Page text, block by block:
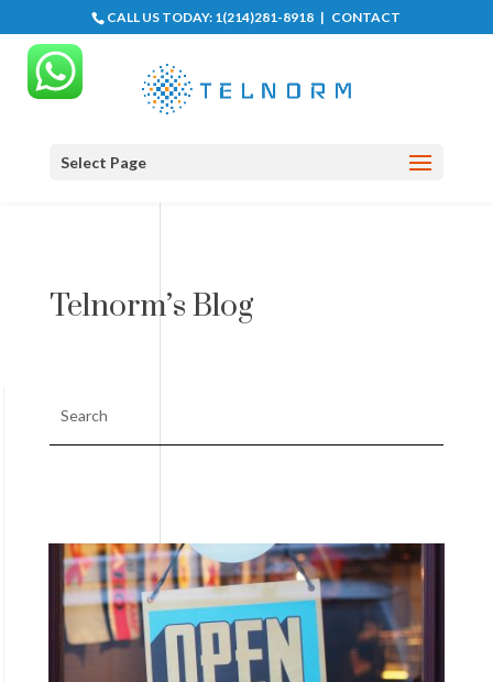
CALL US TODAY: 1(214)281-8918 | CONTACT
Select Page
Telnorm’s Blog